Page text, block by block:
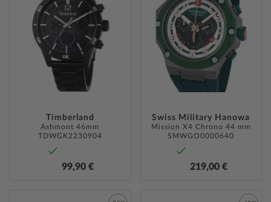
Timberland
Ashmont 46mm
TDWGK2230904
99,90 €
WUNSCHLISTE
HINZUFÜGEN
Swiss Military Hanowa
Mission X4 Chrono 44 mm
SMWGO0000640
219,00 €